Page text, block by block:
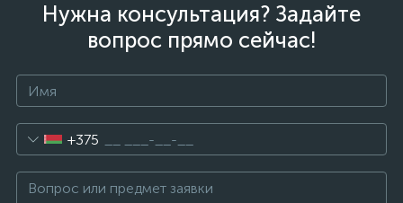
Нужна консультация? Задайте
вопрос прямо сейчас!
+375